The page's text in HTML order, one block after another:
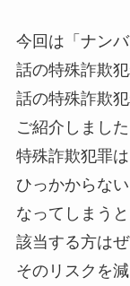
今回は「ナン
話の特殊詐欺
話の特殊詐欺
ご紹介しました
特殊詐欺犯罪
ひっかからな
なってしまう
該当する方は
そのリスクを